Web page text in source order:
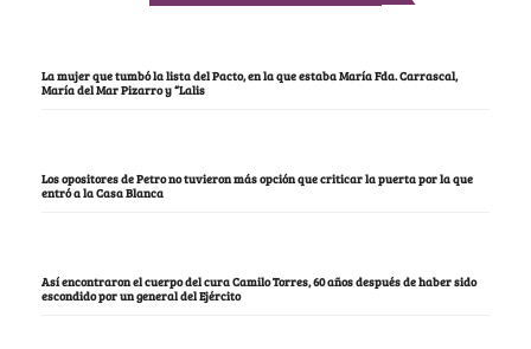
La mujer que tumbó la lista del Pacto, en la que estaba María Fda. Carrascal,
María del Mar Pizarro y “Lalis
Los opositores de Petro no tuvieron más opción que criticar la puerta por la que
entró a la Casa Blanca
Así encontraron el cuerpo del cura Camilo Torres, 60 años después de haber sido
escondido por un general del Ejército